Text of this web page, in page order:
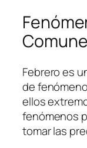
Febrero es
de
ellos
fenómenos
tomar las